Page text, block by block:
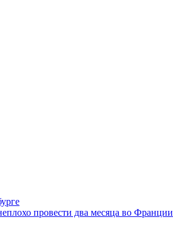
провести два месяца во Франции